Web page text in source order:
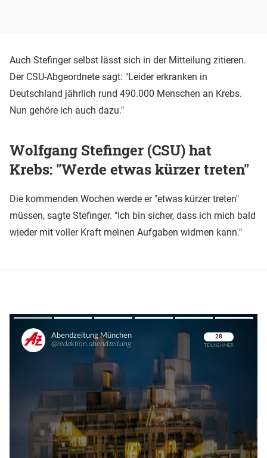
Auch Stefinger selbst lässt sich in der Mitteilung zitieren.
Der CSU-Abgeordnete sagt: "Leider erkranken in
Deutschland jährlich rund 490.000 Menschen an Krebs.
Nun gehöre ich auch dazu."
Wolfgang Stefinger (CSU) hat
Krebs: "Werde etwas kürzer treten"
Die kommenden Wochen werde er "etwas kürzer treten"
müssen, sagte Stefinger. "Ich bin sicher, dass ich mich bald
wieder mit voller Kraft meinen Aufgaben widmen kann."
Überspringen